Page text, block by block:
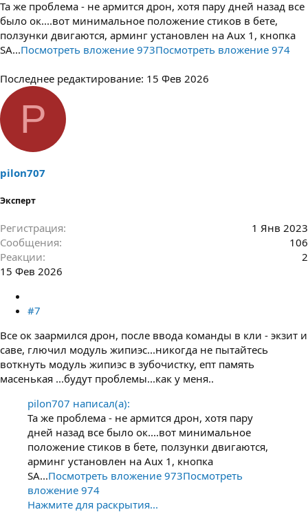
Та же проблема - не армится дрон, хотя пару дней назад все
было ок....вот минимальное положение стиков в бете,
ползунки двигаются, арминг установлен на Aux 1, кнопка
SA...Посмотреть вложение 973Посмотреть вложение 974
Последнее редактирование: 15 Фев 2026
P
pilon707
Эксперт
Регистрация
1 Янв 2023
Сообщения
106
Реакции
2
15 Фев 2026
#7
Все ок заармился дрон, после ввода команды в кли - экзит и
саве, глючил модуль жипиэс...никогда не пытайтесь
воткнуть модуль жипиэс в зубочистку, епт память
масенькая ...будут проблемы...как у меня..
pilon707 написал(а):
Та же проблема - не армится дрон, хотя пару
дней назад все было ок....вот минимальное
положение стиков в бете, ползунки двигаются,
арминг установлен на Aux 1, кнопка
SA...Посмотреть вложение 973Посмотреть
вложение 974
Нажмите для раскрытия...